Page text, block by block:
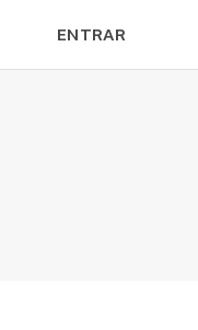
ENTRAR